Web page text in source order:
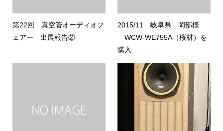
第22回 真空管オーディオフ
ェアー 出展報告②
2015/11 岐阜県 岡部様
WCW-WE755A（桜材）を
購入...